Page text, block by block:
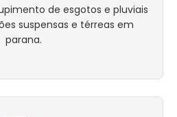
de esgotos e pluviais
suspensas e térreas em
parana.